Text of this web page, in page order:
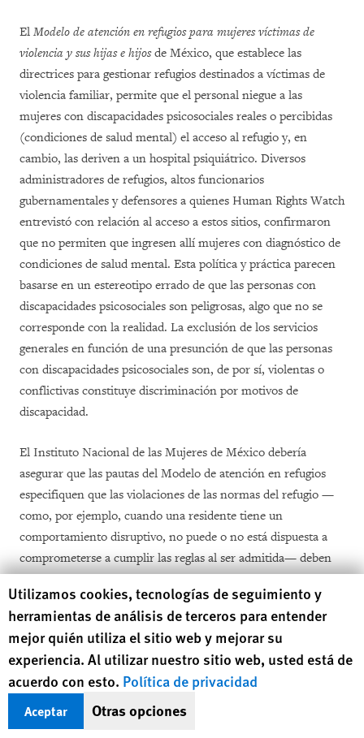
El Modelo de atención en refugios para mujeres víctimas de
violencia y sus hijas e hijosde México, que establece las
directrices para gestionar refugios destinados a víctimas de
violencia familiar, permite que el personal niegue a las
mujeres con discapacidades psicosociales reales o percibidas
(condiciones de salud mental) el acceso al refugio y, en
cambio, las deriven a un hospital psiquiátrico. Diversos
administradores de refugios, altos funcionarios
gubernamentales y defensores a quienes Human Rights Watch
entrevistó con relación al acceso a estos sitios, confirmaron
que no permiten que ingresen allí mujeres con diagnóstico de
condiciones de salud mental. Esta política y práctica parecen
basarse en un estereotipo errado de que las personas con
discapacidades psicosociales son peligrosas, algo que no se
corresponde con la realidad. La exclusión de los servicios
generales en función de una presunción de que las personas
con discapacidades psicosociales son, de por sí, violentas o
conflictivas constituye discriminación por motivos de
discapacidad.
El Instituto Nacional de las Mujeres de México debería
asegurar que las pautas del Modelo de atención en refugios
especifiquen que las violaciones de las normas del refugio —
como, por ejemplo, cuando una residente tiene un
comportamiento disruptivo, no puede o no está dispuesta a
comprometerse a cumplir las reglas al ser admitida— deben
analizarse caso por caso, y no permitir que las decisiones
respecto de la admisión se basen en la discapacidad de una
persona.
En la actualidad, el gobierno está llevando a cabo una revisión
de políticas principales relacionadas con la violencia contra
las mujeres y la violencia familiar. El Instituto Nacional de las
Human Rights Watch cookie preferences
Utilizamos cookies, tecnologías de seguimiento y
herramientas de análisis de terceros para entender
mejor quién utiliza el sitio web y mejorar su
experiencia. Al utilizar nuestro sitio web, usted está de
acuerdo con esto. Política de privacidad
Aceptar Otras opciones